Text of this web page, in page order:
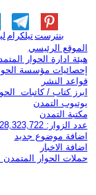
تيلكرامبنترست
الموقع الرئيسي
هيئة ادارة الحوار
إحصائيات مؤسسة
قواعد النشر
ابرز كتاب / كاتبات
يوتيوب التمدن
مكتبة التمدن
عدد الزوار: 3,428,323,722
اضافة موضوع جديد
اضافة الاخبار
حملات الحوار المتمدن